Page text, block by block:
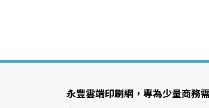
永豐雲端印刷網，專為少量商務